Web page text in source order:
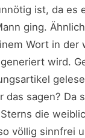
ist, da es
ging.
Wort in der
wird.
das sagen? Da
die
völlig sinnfrei